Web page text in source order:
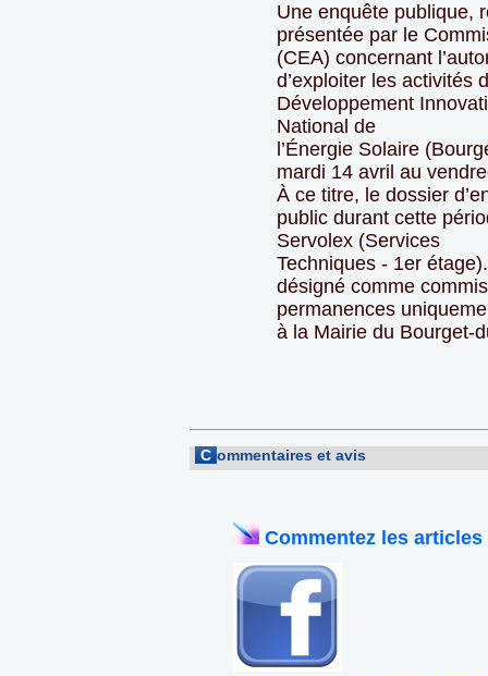
Une enquête publique,
présentée par le
(CEA) concernant
d’exploiter les activités
Développement
National de
l’Énergie Solaire
mardi 14 avril au
À ce titre, le dossier
public durant cette
Servolex (Services
Techniques - 1er
désigné comme
permanences
à la Mairie du Bourget-
C ommentaires et avis
Commentez les